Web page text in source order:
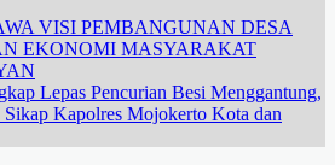
VISI PEMBANGUNAN DESA
EKONOMI MASYARAKAT
Lepas Pencurian Besi Menggantung,
Kapolres Mojokerto Kota dan